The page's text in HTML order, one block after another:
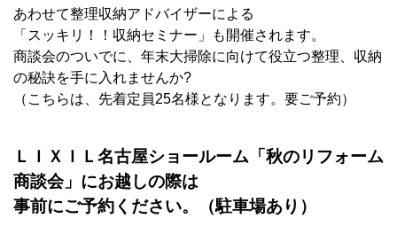
あわせて整理収納アドバイザーによる
「スッキリ！！収納セミナー」も開催されます。
商談会のついでに、年末大掃除に向けて役立つ整理、収納
の秘訣を手に入れませんか?
（こちらは、先着定員25名様となります。要ご予約）
ＬＩＸＩＬ名古屋ショールーム「秋のリフォーム
商談会」にお越しの際は
事前にご予約ください。（駐車場あり）